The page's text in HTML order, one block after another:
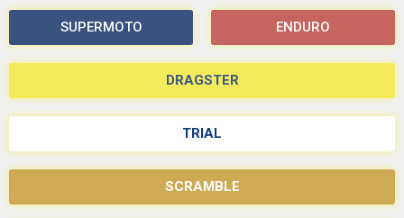
SUPERMOTO ENDURO
DRAGSTER
TRIAL
SCRAMBLE